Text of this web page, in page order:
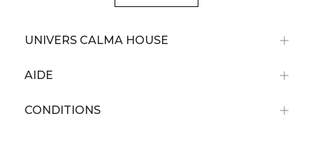
UNIVERS CALMA HOUSE
AIDE
CONDITIONS